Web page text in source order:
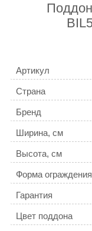
Артикул
Страна
Бренд
Ширина, см
Высота, см
Форма ограждения
Гарантия
Цвет поддона